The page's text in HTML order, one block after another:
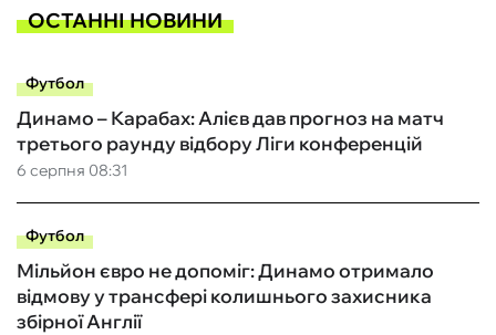
ОСТАННІ НОВИНИ
Футбол
6 серпня 08:31
Динамо – Карабах: Алієв дав прогноз на матч
третього раунду відбору Ліги конференцій
Футбол
Мільйон євро не допоміг: Динамо отримало
відмову у трансфері колишнього захисника
збірної Англії